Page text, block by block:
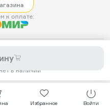
в наличии
к оплате:
аксессуаров, экипировки,
Избранное Войти